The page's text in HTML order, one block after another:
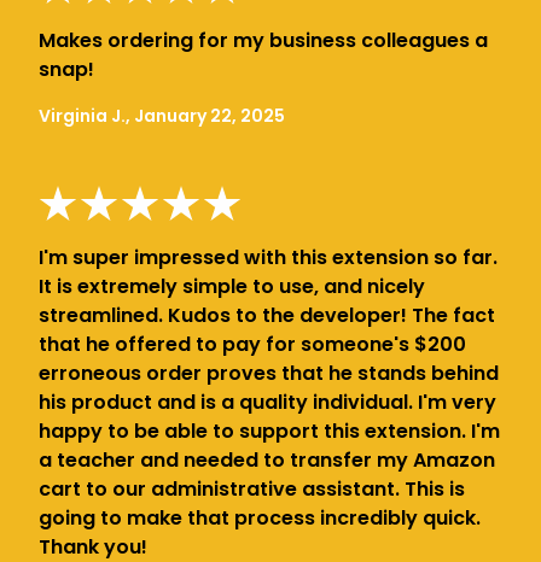
Makes ordering for my business colleagues a
snap!
Virginia J., January 22, 2025
I'm super impressed with this extension so far.
It is extremely simple to use, and nicely
streamlined. Kudos to the developer! The fact
that he offered to pay for someone's $200
erroneous order proves that he stands behind
his product and is a quality individual. I'm very
happy to be able to support this extension. I'm
a teacher and needed to transfer my Amazon
cart to our administrative assistant. This is
going to make that process incredibly quick.
Thank you!